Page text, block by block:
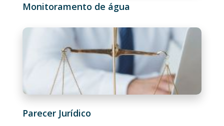
Monitoramento de água
Parecer Jurídico